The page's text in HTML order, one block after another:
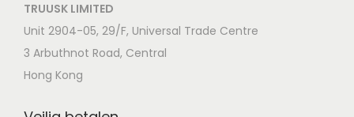
TRUUSK LIMITED
Unit 2904-05, 29/F, Universal Trade Centre
3 Arbuthnot Road, Central
Hong Kong